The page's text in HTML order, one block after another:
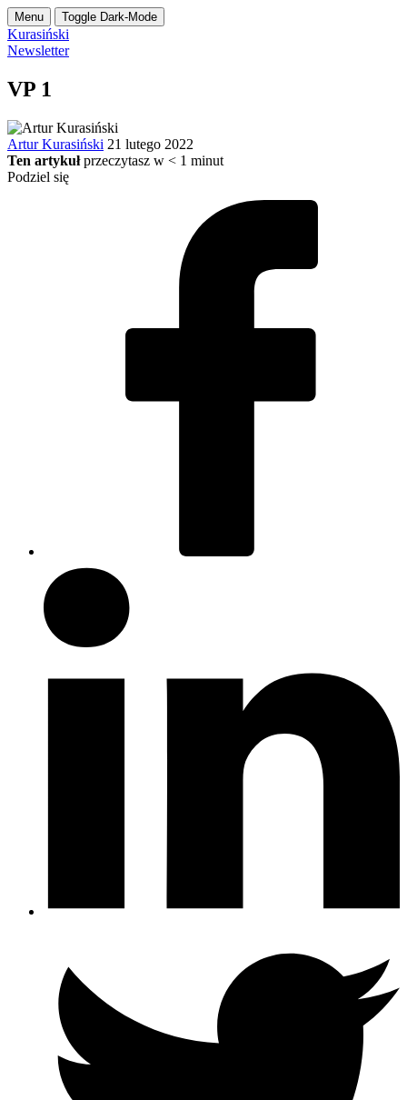
Menu Toggle Dark-Mode
Kurasiński
Newsletter
VP 1
Artur Kurasiński 21 lutego 2022
Ten artykuł przeczytasz w < 1 minut
Podziel się